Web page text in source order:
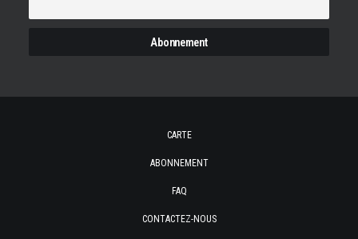
CARTE
ABONNEMENT
FAQ
CONTACTEZ-NOUS